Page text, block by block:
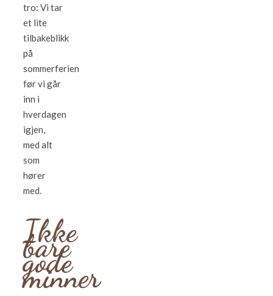
tro: Vi tar
et lite
tilbakeblikk
på
sommerferien
før vi går
inn i
hverdagen
igjen,
med alt
som
hører
med.
Ikke
bare
gode
minner